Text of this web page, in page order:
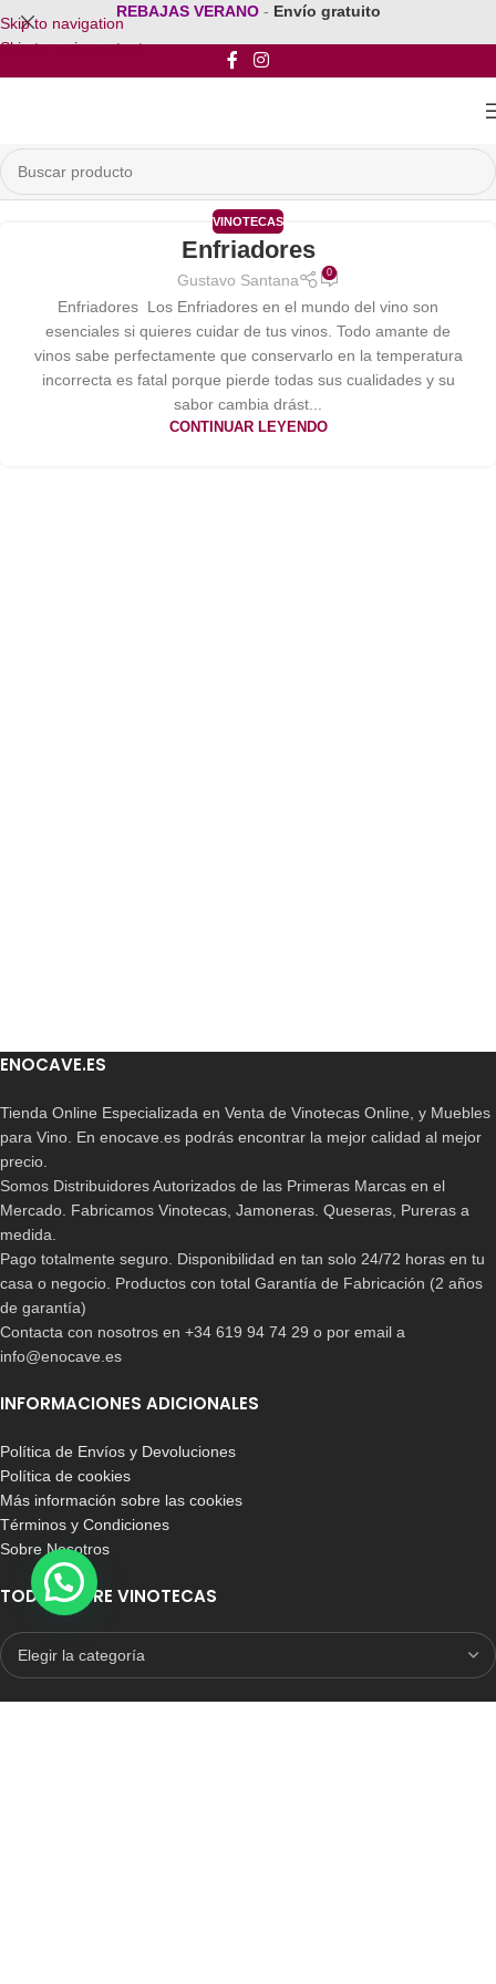
Skip to navigation
Skip to main content
REBAJAS VERANO - Envío gratuito
VINOTECAS
Enfriadores
Gustavo Santana 0
Enfriadores Los Enfriadores en el mundo del vino son
esenciales si quieres cuidar de tus vinos. Todo amante de
vinos sabe perfectamente que conservarlo en la temperatura
incorrecta es fatal porque pierde todas sus cualidades y su
sabor cambia drást...
CONTINUAR LEYENDO
ENOCAVE.ES
Tienda Online Especializada en Venta de Vinotecas Online, y Muebles
para Vino. En enocave.es podrás encontrar la mejor calidad al mejor
precio.
Somos Distribuidores Autorizados de las Primeras Marcas en el
Mercado. Fabricamos Vinotecas, Jamoneras. Queseras, Pureras a
medida.
Pago totalmente seguro. Disponibilidad en tan solo 24/72 horas en tu
casa o negocio. Productos con total Garantía de Fabricación (2 años
de garantía)
Contacta con nosotros en +34 619 94 74 29 o por email a
info@enocave.es
INFORMACIONES ADICIONALES
Política de Envíos y Devoluciones
Política de cookies
Más información sobre las cookies
Términos y Condiciones
Sobre Nosotros
TODO SOBRE VINOTECAS